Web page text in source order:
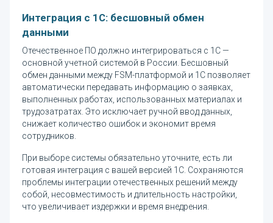
Интеграция с 1С: бесшовный обмен
данными
Отечественное ПО должно интегрироваться с 1С —
основной учетной системой в России. Бесшовный
обмен данными между FSM-платформой и 1С позволяет
автоматически передавать информацию о заявках,
выполненных работах, использованных материалах и
трудозатратах. Это исключает ручной ввод данных,
снижает количество ошибок и экономит время
сотрудников.
При выборе системы обязательно уточните, есть ли
готовая интеграция с вашей версией 1С. Сохраняются
проблемы интеграции отечественных решений между
собой, несовместимость и длительность настройки,
что увеличивает издержки и время внедрения.